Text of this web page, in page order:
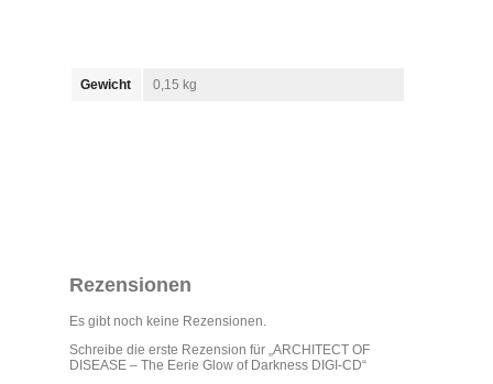
Gewicht 0,15 kg
Rezensionen
Es gibt noch keine Rezensionen.
Schreibe die erste Rezension für „ARCHITECT OF
DISEASE – The Eerie Glow of Darkness DIGI-CD“